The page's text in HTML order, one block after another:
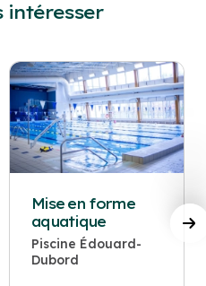
intéresser
Mise en forme
aquatique
Piscine Édouard-
Dubord